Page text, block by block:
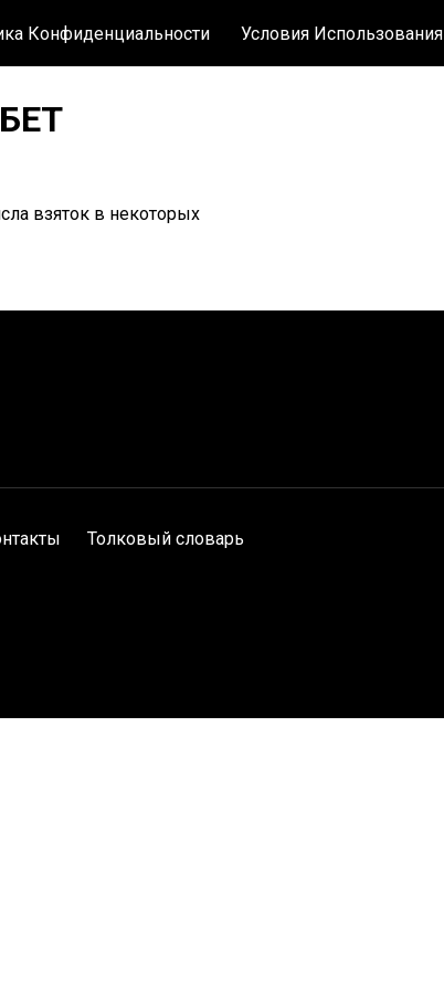
Конфиденциальности Условия Использования
взяток в некоторых
Толковый словарь